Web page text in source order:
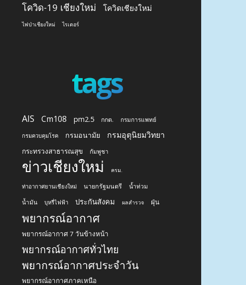
โควิด-19 เชียงใหม่ โควิดเชียงใหม่
ไฟป่าเชียงใหม่ ไรเดอร์
tags
AIS Cm108 pm2.5 กกต. กรมการแพทย์
กรมควบคุมโรค กรมอนามัย กรมอุตุนิยมวิทยา
กระทรวงสาธารณสุข กัมพูชา
ข่าวเชียงใหม่ ครม.
ท่าอากาศยานเชียงใหม่ นายกรัฐมนตรี น้ำท่วม
น้ำมัน บุหรี่ไฟฟ้า ประกันสังคม ผลสำรวจ ฝุ่น
พยากรณ์อากาศ
พยากรณ์อากาศ 7 วันข้างหน้า
พยากรณ์อากาศทั่วไทย
พยากรณ์อากาศประจำวัน
พยากรณ์อากาศภาคเหนือ